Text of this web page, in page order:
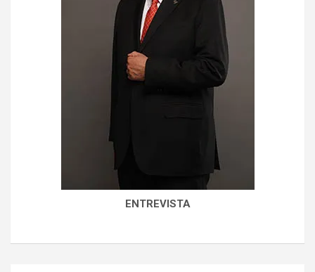
ENTREVISTA